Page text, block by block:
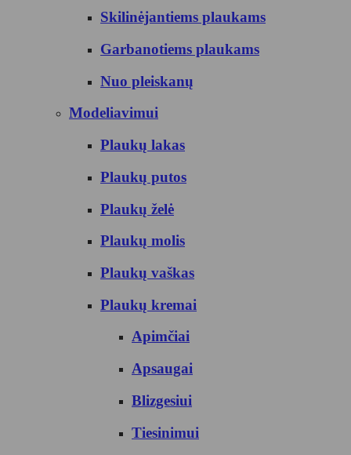
Skilinėjantiems plaukams
Garbanotiems plaukams
Nuo pleiskanų
Modeliavimui
Plaukų lakas
Plaukų putos
Plaukų želė
Plaukų molis
Plaukų vaškas
Plaukų kremai
Apimčiai
Apsaugai
Blizgesiui
Tiesinimui